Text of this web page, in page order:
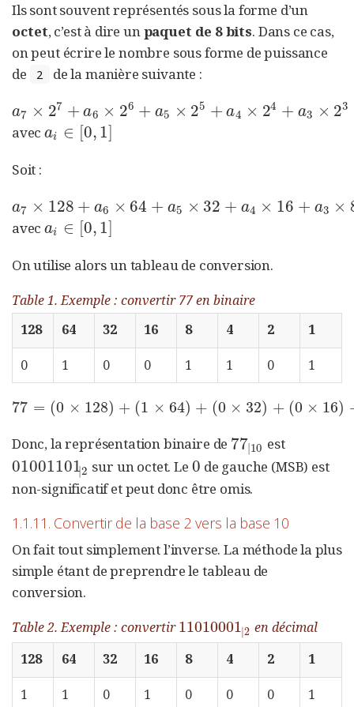
Ils sont souvent représentés sous la forme d’un
octet, c’est à dire unpaquet de 8 bits. Dans ce cas,
on peut écrire le nombre sous forme de puissance
de
2 de la manière suivante :
a7 × 27 + a6 × 26 + a5 × 25 + a4 × 24 + a3 × 23
a7 ×2 7+a 6× 26 a 5×2 5+ a4× 24 +a 3× 23+ a2 ×2 2+a1× 21 +a0
avecai ∈ 0, 1
ai∈[0 1]
Soit :
a7 × 128 + a6 × 64 + a5 × 32 + a4 × 16 + a3 ×
a7 ×128+a 6× 64+ a5 ×32+a 4× 16 +a3 ×8 +a2 ×4 +a1×2+a 0× 1
avecai ∈ 0, 1
ai∈[0 1]
On utilise alors un tableau de conversion.
Table 1. Exemple : convertir 77 en binaire
128
64 32 16 8 4 2 1
0 1 0 0 1 1 0 1
77 = (0 × 128) + (1 × 64) + (0 × 32) + (0 × 16)
77 =( 0×128)+(1 ×64)+(0 ×32)+ 0× 16)+ (
Donc, la représentation binaire de 77 10
77|10est
01001101|2
01001101|2 sur un octet. Le 0
0 de gauche (MSB) est
non-significatif et peut donc être omis.
1.1.11. Convertir de la base 2 vers la base 10
On fait tout simplement l’inverse. La méthode la plus
simple étant de preprendre le tableau de
conversion.
Table 2. Exemple : convertir11010001|2
11010001|2 en décimal
128
64 32 16 8 4 2 1
1 1 0 1 0 0 0 1